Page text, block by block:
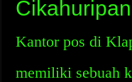
Cikahuripan
Kantor pos di
memiliki sebuah